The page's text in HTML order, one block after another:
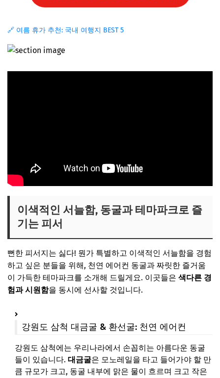
🔗 여름 휴가 추천: 국내 여행지 BEST 5
이색적인 서늘함, 동굴과 테마파크로 즐
기는 피서
뻔한 피서지는 싫다! 뭔가 특별하고 이색적인 서늘함을 경험
하고 싶은 분들을 위해, 천연 에어컨 동굴과 짜릿한 즐거움
이 가득한 테마파크를 소개해 드릴게요. 이곳들은 색다른 경
험과 시원함을 동시에 선사할 것입니다.
강원도 삼척 대금굴 & 환선굴: 천연 에어컨
강원도 삼척에는 우리나라에서 손꼽히는 아름다운 동굴
들이 있습니다. 대금굴은 모노레일을 타고 들어가야 할 만
큼 규모가 크고, 동굴 내부에 맑은 물이 흐르며 크고 작은